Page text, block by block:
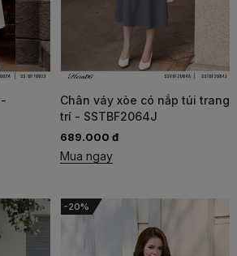
Chân váy xòe có nắp túi trang
trí - SSTBF2064J
689.000 đ
Mua ngay
-20%